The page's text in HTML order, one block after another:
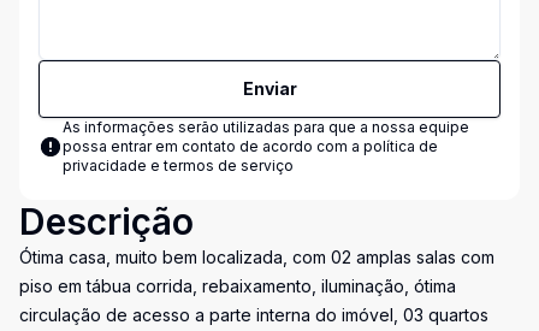
Enviar
As informações serão utilizadas para que a nossa equipe
possa entrar em contato de acordo com a política de
privacidade e termos de serviço
Descrição
Ótima casa, muito bem localizada, com 02 amplas salas com
piso em tábua corrida, rebaixamento, iluminação, ótima
circulação de acesso a parte interna do imóvel, 03 quartos